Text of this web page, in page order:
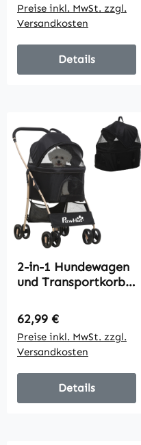
49,5 cm x 98 cm
Gelb
Preise inkl. MwSt. zzgl.
Versandkosten
Details
2-in-1 Hundewagen
und Transportkorb
Netzfenster
Bodenkorb 82 cm x
49,5 cm x 98 cm
Schwarz
Regulärer Preis:
62,99 €
Preise inkl. MwSt. zzgl.
Versandkosten
Details